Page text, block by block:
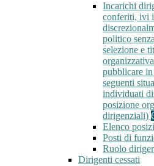
Incarichi
conferiti, ivi
politico
selezione e
pubblicare
seguenti
individuati
posizione
dirigenziali)
Elenco
Posti di
Ruolo
Dirigenti cessati